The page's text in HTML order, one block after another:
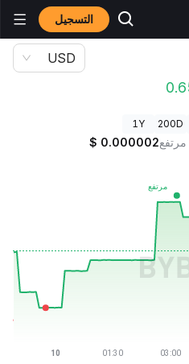
التسجيل
USD
200D
1Y
مرتفع $ 0.000002